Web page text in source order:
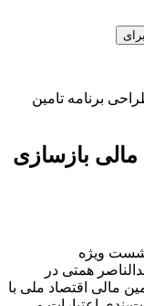
برنامه تامین
بازسازی
ویژه
پولی و ارزی در سال ۱۴۰۵، عبدالناصر همتی در
مالی اقتصاد ملی با